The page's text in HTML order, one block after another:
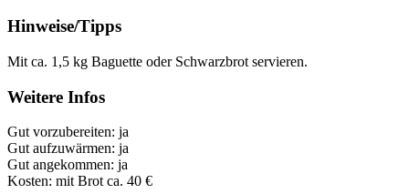
Hinweise/Tipps
Mit ca. 1,5 kg Baguette oder Schwarzbrot servieren.
Weitere Infos
Gut vorzubereiten: ja
Gut aufzuwärmen: ja
Gut angekommen: ja
Kosten: mit Brot ca. 40 €